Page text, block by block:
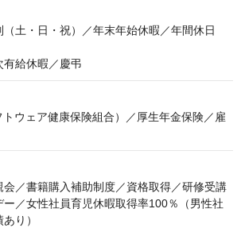
土・日・祝）／年末年始休暇／年間休日
給休暇／慶弔
ウェア健康保険組合）／厚生年金保険／雇
／書籍購入補助制度／資格取得／研修受講
／女性社員育児休暇取得率100％（男性社
り）